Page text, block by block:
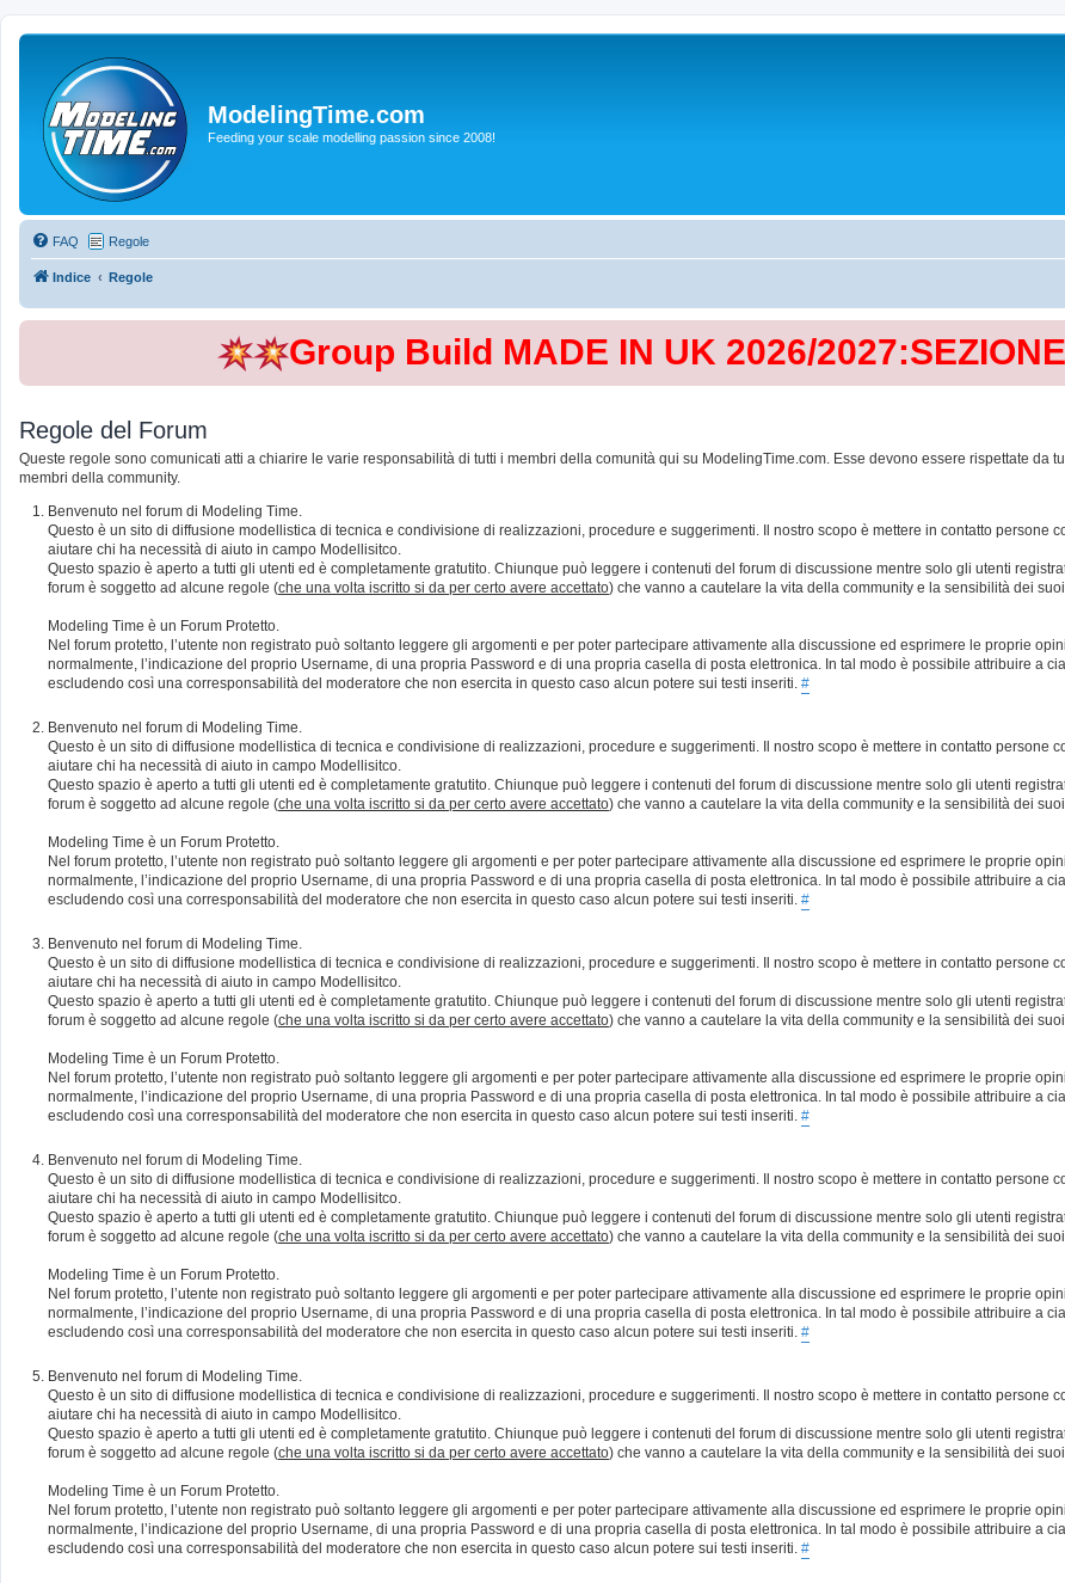
ModelingTime.com
Feeding your scale modelling passion since 2008!
FAQ Regole
Indice Regole
Group Build MADE IN UK 2026/
Regole del Forum
Queste regole sono comunicati atti a chiarire le varie responsabilità di tutti i membri della comunità qui su ModelingTime.com. Esse devono essere rispettate da
membri della community.
Benvenuto nel forum di Modeling Time.
Questo è un sito di diffusione modellistica di tecnica e condivisione di realizzazioni, procedure e suggerimenti. Il nostro scopo è mettere in contatto persone
aiutare chi ha necessità di aiuto in campo Modellisitco.
Questo spazio è aperto a tutti gli utenti ed è completamente gratutito. Chiunque può leggere i contenuti del forum di discussione mentre solo gli utenti
forum è soggetto ad alcune regole (che una volta iscritto si da per certo avere accettato) che vanno a cautelare la vita della community e la sensibilità dei
Modeling Time è un Forum Protetto.
Nel forum protetto, l’utente non registrato può soltanto leggere gli argomenti e per poter partecipare attivamente alla discussione ed esprimere le proprie
normalmente, l’indicazione del proprio Username, di una propria Password e di una propria casella di posta elettronica. In tal modo è possibile attribuire a
escludendo così una corresponsabilità del moderatore che non esercita in questo caso alcun potere sui testi inseriti. #
Benvenuto nel forum di Modeling Time.
Questo è un sito di diffusione modellistica di tecnica e condivisione di realizzazioni, procedure e suggerimenti. Il nostro scopo è mettere in contatto persone
aiutare chi ha necessità di aiuto in campo Modellisitco.
Questo spazio è aperto a tutti gli utenti ed è completamente gratutito. Chiunque può leggere i contenuti del forum di discussione mentre solo gli utenti
forum è soggetto ad alcune regole (che una volta iscritto si da per certo avere accettato) che vanno a cautelare la vita della community e la sensibilità dei
Modeling Time è un Forum Protetto.
Nel forum protetto, l’utente non registrato può soltanto leggere gli argomenti e per poter partecipare attivamente alla discussione ed esprimere le proprie
normalmente, l’indicazione del proprio Username, di una propria Password e di una propria casella di posta elettronica. In tal modo è possibile attribuire a
escludendo così una corresponsabilità del moderatore che non esercita in questo caso alcun potere sui testi inseriti. #
Benvenuto nel forum di Modeling Time.
Questo è un sito di diffusione modellistica di tecnica e condivisione di realizzazioni, procedure e suggerimenti. Il nostro scopo è mettere in contatto persone
aiutare chi ha necessità di aiuto in campo Modellisitco.
Questo spazio è aperto a tutti gli utenti ed è completamente gratutito. Chiunque può leggere i contenuti del forum di discussione mentre solo gli utenti
forum è soggetto ad alcune regole (che una volta iscritto si da per certo avere accettato) che vanno a cautelare la vita della community e la sensibilità dei
Modeling Time è un Forum Protetto.
Nel forum protetto, l’utente non registrato può soltanto leggere gli argomenti e per poter partecipare attivamente alla discussione ed esprimere le proprie
normalmente, l’indicazione del proprio Username, di una propria Password e di una propria casella di posta elettronica. In tal modo è possibile attribuire a
escludendo così una corresponsabilità del moderatore che non esercita in questo caso alcun potere sui testi inseriti. #
Benvenuto nel forum di Modeling Time.
Questo è un sito di diffusione modellistica di tecnica e condivisione di realizzazioni, procedure e suggerimenti. Il nostro scopo è mettere in contatto persone
aiutare chi ha necessità di aiuto in campo Modellisitco.
Questo spazio è aperto a tutti gli utenti ed è completamente gratutito. Chiunque può leggere i contenuti del forum di discussione mentre solo gli utenti
forum è soggetto ad alcune regole (che una volta iscritto si da per certo avere accettato) che vanno a cautelare la vita della community e la sensibilità dei
Modeling Time è un Forum Protetto.
Nel forum protetto, l’utente non registrato può soltanto leggere gli argomenti e per poter partecipare attivamente alla discussione ed esprimere le proprie
normalmente, l’indicazione del proprio Username, di una propria Password e di una propria casella di posta elettronica. In tal modo è possibile attribuire a
escludendo così una corresponsabilità del moderatore che non esercita in questo caso alcun potere sui testi inseriti. #
Benvenuto nel forum di Modeling Time.
Questo è un sito di diffusione modellistica di tecnica e condivisione di realizzazioni, procedure e suggerimenti. Il nostro scopo è mettere in contatto persone
aiutare chi ha necessità di aiuto in campo Modellisitco.
Questo spazio è aperto a tutti gli utenti ed è completamente gratutito. Chiunque può leggere i contenuti del forum di discussione mentre solo gli utenti
forum è soggetto ad alcune regole (che una volta iscritto si da per certo avere accettato) che vanno a cautelare la vita della community e la sensibilità dei
Modeling Time è un Forum Protetto.
Nel forum protetto, l’utente non registrato può soltanto leggere gli argomenti e per poter partecipare attivamente alla discussione ed esprimere le proprie
normalmente, l’indicazione del proprio Username, di una propria Password e di una propria casella di posta elettronica. In tal modo è possibile attribuire a
escludendo così una corresponsabilità del moderatore che non esercita in questo caso alcun potere sui testi inseriti. #